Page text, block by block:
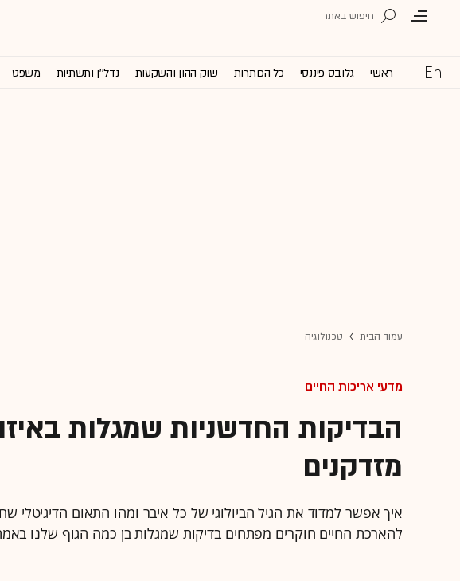
ראשי גלובס פיננסי כל הכותרות שוק ההון והשקעות נדל''ן ותשתיות משפט
עמוד הבית טכנולוגיה
מדעי אריכות החיים
הבדיקות החדשניות שמגלות
מזדקנים
איך אפשר למדוד את הגיל הביולוגי של כל איבר ומהו התאום הדיגיטלי
להארכת החיים חוקרים מפתחים בדיקות שמגלות בן כמה הגוף שלנו